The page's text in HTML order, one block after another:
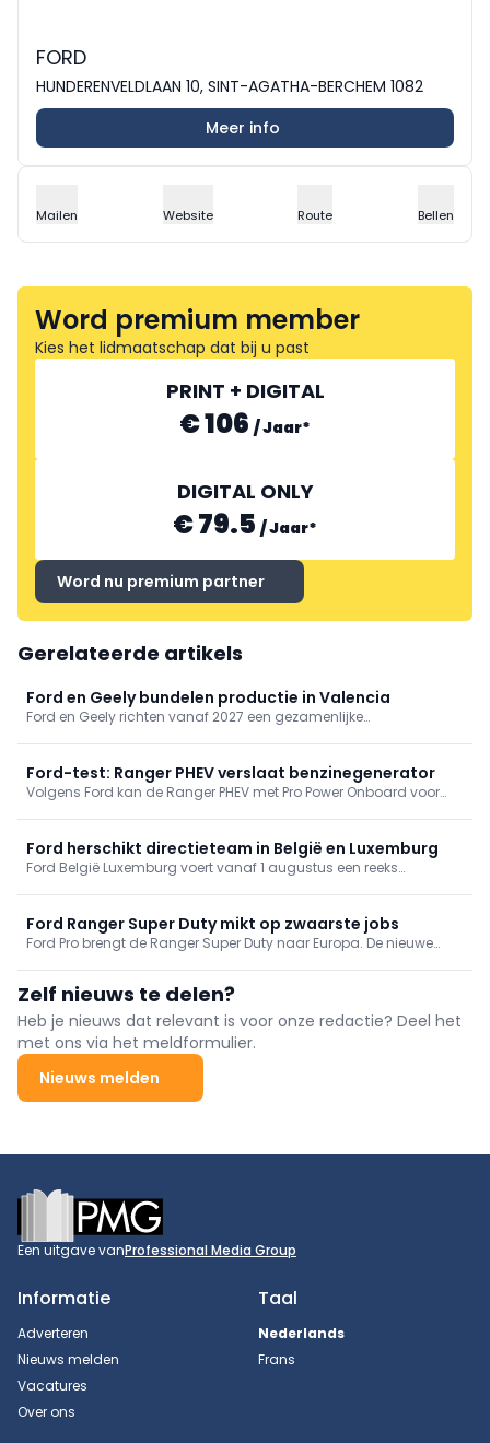
FORD
HUNDERENVELDLAAN 10, SINT-AGATHA-BERCHEM 1082
Meer info
Mailen Website Route Bellen
Word premium member
Kies het lidmaatschap dat bij u past
PRINT + DIGITAL
€ 106 /Jaar*
DIGITAL ONLY
€ 79.5 /Jaar*
Word nu premium partner
Gerelateerde artikels
Ford en Geely bundelen productie in Valencia
Ford en Geely richten vanaf 2027 een gezamenlijke
de Europese competitiviteit verder versterken.
Ford-test: Ranger PHEV verslaat benzinegenerator
Volgens Ford kan de Ranger PHEV met Pro Power Onboard voor
van uitstoot, brandstofverbruik en gebruiksgemak.
Ford herschikt directieteam in België en Luxemburg
Ford België Luxemburg voert vanaf 1 augustus een reeks
bedrijfsvoertuigenactiviteiten van het merk.
Ford Ranger Super Duty mikt op zwaarste jobs
Ford Pro brengt de Ranger Super Duty naar Europa. De nieuwe
offroadcapaciteiten.
Zelf nieuws te delen?
Heb je nieuws dat relevant is voor onze redactie? Deel het
met ons via het meldformulier.
Nieuws melden
Footer
Een uitgave vanProfessional Media Group
Informatie
Adverteren
Nieuws melden
Vacatures
Over ons
Taal
Nederlands
Frans